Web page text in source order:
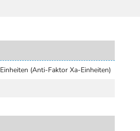
(Anti-Faktor Xa-Einheiten)